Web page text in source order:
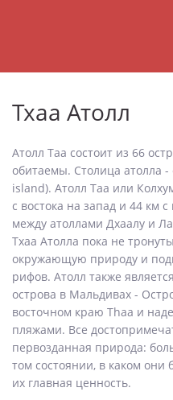
Тхаа Атолл
Атолл Таа состоит из 66
обитаемы. Столица атолла
island). Атолл Таа или
с востока на запад и 44 км
между атоллами Дхаалу и
Тхаа Атолла пока не
окружающую природу и
рифов. Атолл также
острова в Мальдивах -
восточном краю Thaa и
пляжами. Все
первозданная природа:
том состоянии, в каком
их главная ценность.